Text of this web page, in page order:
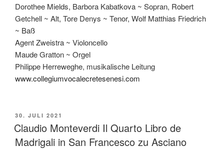
Dorothee Mields, Barbora Kabatkova ~ Sopran, Robert
Getchell ~ Alt, Tore Denys ~ Tenor, Wolf Matthias Friedrich
~ Baß
Agent Zweistra ~ Violoncello
Maude Gratton ~ Orgel
Philippe Herreweghe, musikalische Leitung
www.collegiumvocalecretesenesi.com
VERÖFFENTLICHT
AM
30. JULI 2021
Claudio Monteverdi Il Quarto Libro de
Madrigali in San Francesco zu Asciano